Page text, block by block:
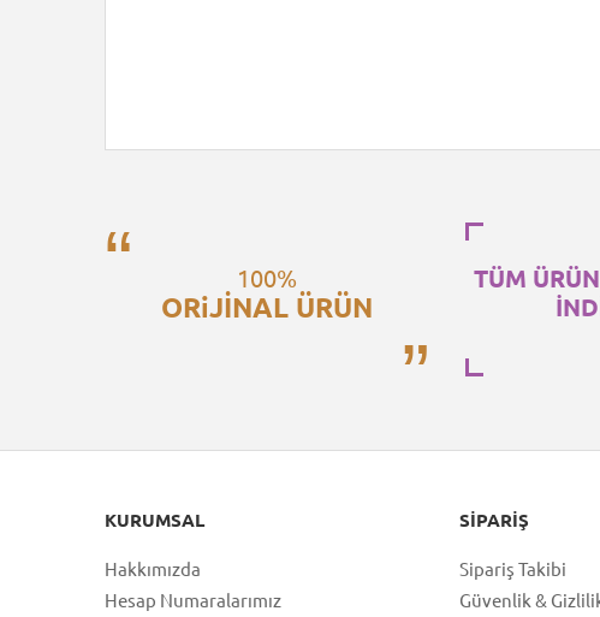
100%
ORiJİNAL ÜRÜN
TÜM
KURUMSAL
Hakkımızda
Hesap Numaralarımız
SIPARIŞ
Sipariş Takibi
Güvenlik &